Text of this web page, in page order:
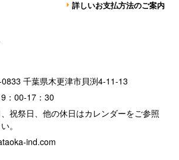
詳しいお支払方法のご案内
千葉県木更津市貝渕4-11-13
00-17：30
祝祭日、他の休日はカレンダーをご参照
。
ind.com